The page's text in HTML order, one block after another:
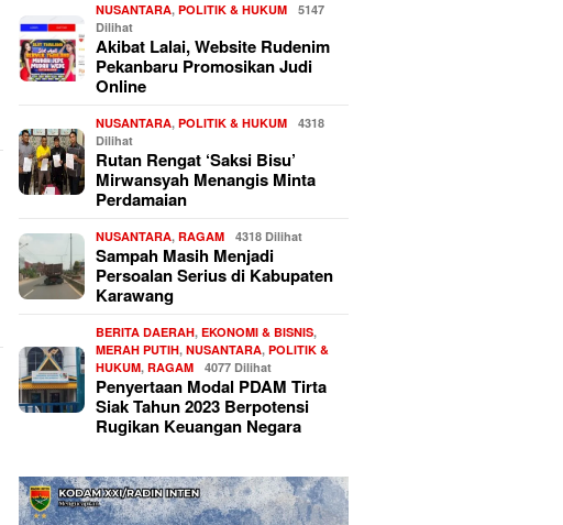
NUSANTARA,POLITIK & HUKUM
5147
Dilihat
Akibat Lalai, Website Rudenim
Pekanbaru Promosikan Judi
Online
NUSANTARA,POLITIK & HUKUM
4318
Dilihat
Rutan Rengat ‘Saksi Bisu’
Mirwansyah Menangis Minta
Perdamaian
NUSANTARA,RAGAM 4318 Dilihat
Sampah Masih Menjadi
Persoalan Serius di Kabupaten
Karawang
BERITA DAERAH,EKONOMI & BISNIS,
MERAH PUTIH,NUSANTARA,POLITIK &
HUKUM,RAGAM 4077 Dilihat
Penyertaan Modal PDAM Tirta
Siak Tahun 2023 Berpotensi
Rugikan Keuangan Negara